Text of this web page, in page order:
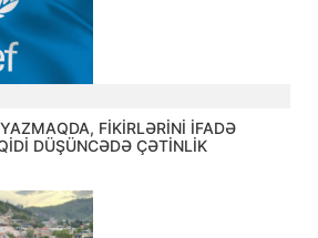
FİKİRLƏRİNİ İFADƏ
DÜŞÜNCƏDƏ ÇƏTİNLİK